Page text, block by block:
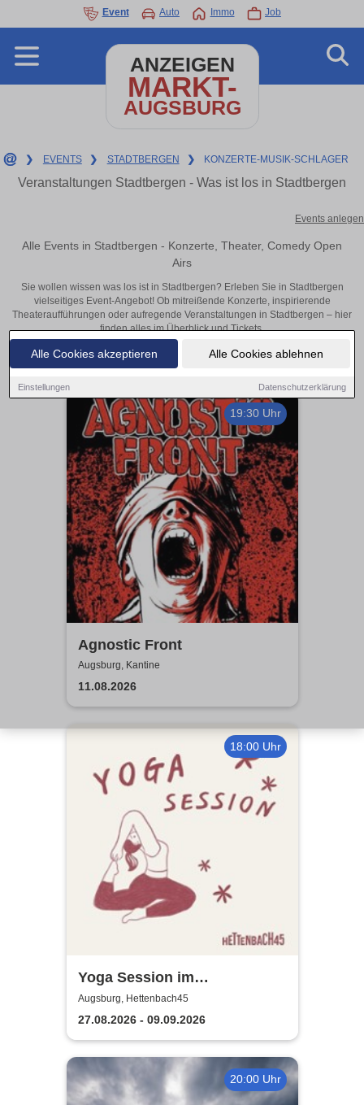
Alle Cookies akzeptieren Alle Cookies ablehnen
Einstellungen Datenschutzerklärung
Event Auto Immo Job
ANZEIGEN
MARKT-
AUGSBURG
❯ EVENTS ❯ STADTBERGEN ❯ KONZERTE-MUSIK-SCHLAGER
Veranstaltungen Stadtbergen - Was ist los in Stadtbergen
Events anlegen
Alle Events in Stadtbergen - Konzerte, Theater, Comedy Open
Airs
Sie wollen wissen was los ist in Stadtbergen? Erleben Sie in Stadtbergen
vielseitiges Event-Angebot! Ob mitreißende Konzerte, inspirierende
Theateraufführungen oder aufregende Veranstaltungen in Stadtbergen – hier
finden alles im Überblick und Tickets.
19:30 Uhr
Agnostic Front
Augsburg, Kantine
11.08.2026
18:00 Uhr
Yoga Session im
Hettenbach45
Augsburg, Hettenbach45
27.08.2026 - 09.09.2026
20:00 Uhr